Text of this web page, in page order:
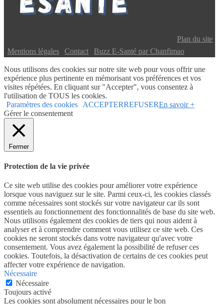
Plan du site
Mentions légales Contact Buzz E-Santé par Chanfimao
Nous utilisons des cookies sur notre site web pour vous offrir une
expérience plus pertinente en mémorisant vos préférences et vos
visites répétées. En cliquant sur "Accepter", vous consentez à
l'utilisation de TOUS les cookies.
Paramètres des cookies
ACCEPTERREFUSEREn savoir +
Gérer le consentement
Fermer
Protection de la vie privée
Ce site web utilise des cookies pour améliorer votre expérience
lorsque vous naviguez sur le site. Parmi ceux-ci, les cookies classés
comme nécessaires sont stockés sur votre navigateur car ils sont
essentiels au fonctionnement des fonctionnalités de base du site web.
Nous utilisons également des cookies de tiers qui nous aident à
analyser et à comprendre comment vous utilisez ce site web. Ces
cookies ne seront stockés dans votre navigateur qu'avec votre
consentement. Vous avez également la possibilité de refuser ces
cookies. Toutefois, la désactivation de certains de ces cookies peut
affecter votre expérience de navigation.
Nécessaire
Nécessaire
Toujours activé
Les cookies sont absolument nécessaires pour le bon